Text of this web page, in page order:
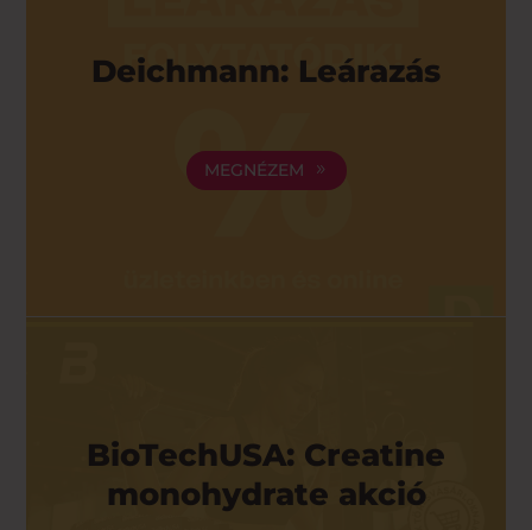
Deichmann: Leárazás
MEGNÉZEM
BioTechUSA: Creatine
monohydrate akció